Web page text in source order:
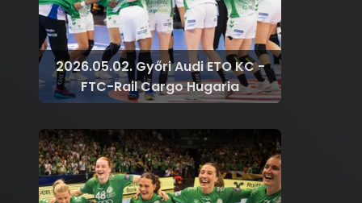
2026.05.02. Győri Audi ETO KC -
FTC-Rail Cargo Hugaria